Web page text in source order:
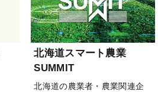
北海道スマート農業
SUMMIT
北海道の農業者・農業関連企